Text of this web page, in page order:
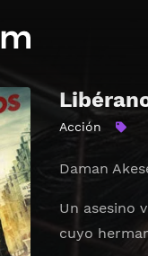
Acción
Daman
Un asesino
cuyo